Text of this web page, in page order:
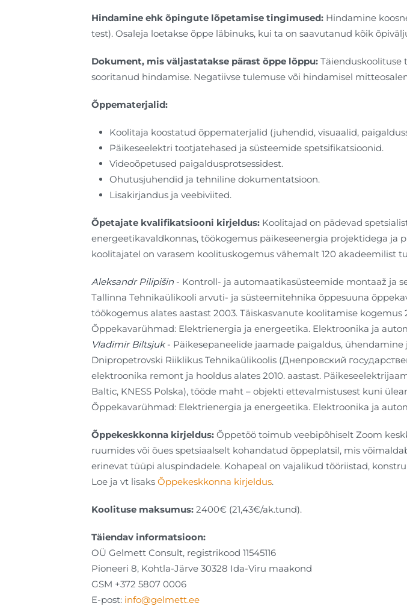
Hindamine ehk õpingute lõpetamise tingimused: Hindamine
test). Osaleja loetakse õppe läbinuks, kui ta on saavutanud kõik
Dokument, mis väljastatakse pärast õppe lõppu: Täienduskoolituse
sooritanud hindamise. Negatiivse tulemuse või hindamisel
Õppematerjalid:
Koolitaja koostatud õppematerjalid (juhendid, visuaalid,
Päikeseelektri tootjatehased ja süsteemide spetsifikatsioonid.
Videoõpetused paigaldusprotsessidest.
Ohutusjuhendid ja tehniline dokumentatsioon.
Lisakirjandus ja veebiviited.
Õpetajate kvalifikatsiooni kirjeldus: Koolitajad on pädevad
energeetikavaldkonnas, töökogemus päikeseenergia projektidega ja
koolitajatel on varasem koolituskogemus vähemalt 120 akadeemilist
Aleksandr Pilipišin - Kontroll- ja automaatikasüsteemide montaaž ja
Tallinna Tehnikaülikooli arvuti- ja süsteemitehnika õppesuuna
töökogemus alates aastast 2003. Täiskasvanute koolitamise kogemus
Õppekavarühmad: Elektrienergia ja energeetika. Elektroonika ja
Vladimir Biltsjuk- Päikesepaneelide jaamade paigaldus, ühendamine
Dnipropetrovski Riiklikus Tehnikaülikoolis (Днепровский
elektroonika remont ja hooldus alates 2010. aastast.
Baltic, KNESS Polska), tööde maht – objekti ettevalmistusest kuni
Õppekavarühmad: Elektrienergia ja energeetika. Elektroonika ja
Õppekeskkonna kirjeldus: Õppetöö toimub veebipõhiselt Zoom
ruumides või õues spetsiaalselt kohandatud õppeplatsil, mis
erinevat tüüpi aluspindadele. Kohapeal on vajalikud tööriistad,
Loe ja vt lisaks Õppekeskkonna kirjeldus.
Koolituse maksumus: 2400€ (21,43€/ak.tund).
Täiendav informatsioon:
OÜ Gelmett Consult, registrikood 11545116
Pioneeri 8, Kohtla-Järve 30328 Ida-Viru maakond
GSM +372 5807 0006
E-post: info@gelmett.ee